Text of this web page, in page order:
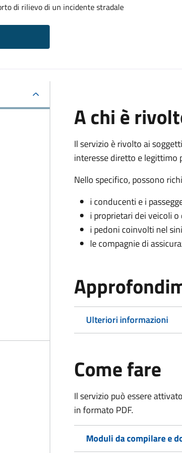
di rilievo di un incidente stradale
A chi è
Il servizio è rivolto ai
interesse diretto e legittimo
Nello specifico, possono
i conducenti e i
i proprietari dei veicoli
i pedoni coinvolti nel
le compagnie di
Ulteriori informazioni
Come fare
Il servizio può essere
in formato PDF.
Moduli da compilare e